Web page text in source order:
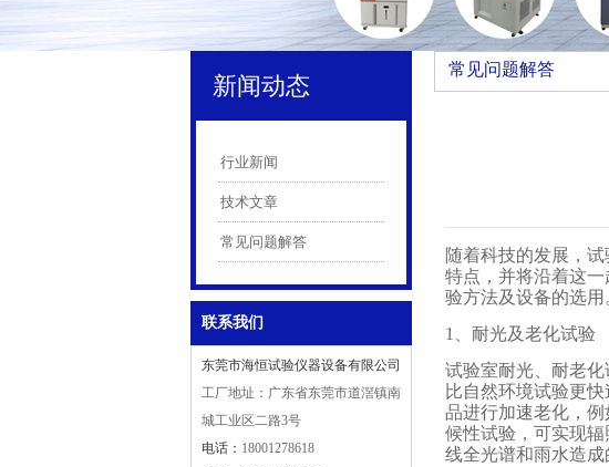
新闻动态
行业新闻
技术文章
常见问题解答
联系我们
东莞市海恒试验仪器设备有限公司
工厂地址：广东省东莞市道滘镇南
城工业区二路3号
电话： 18001278618
常见问题解答
随着科技的发展，
特点，并将沿着这
验方法及设备的选用
1、耐光及老化试验
试验室耐光、耐老
比自然环境试验更
品进行加速老化，
候性试验，可实现
线全光谱和雨水造成